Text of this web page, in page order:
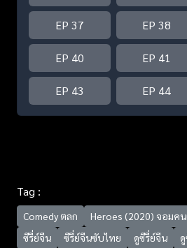
EP 37 EP 38
EP 40 EP 41
EP 43 EP 44
Tag :
Comedy ตลก Heroes (2020) จอมคน
ซีรี่ย์จีน
ซีรี่ย์จีนซับไทย ดูซีรี่ย์จีน